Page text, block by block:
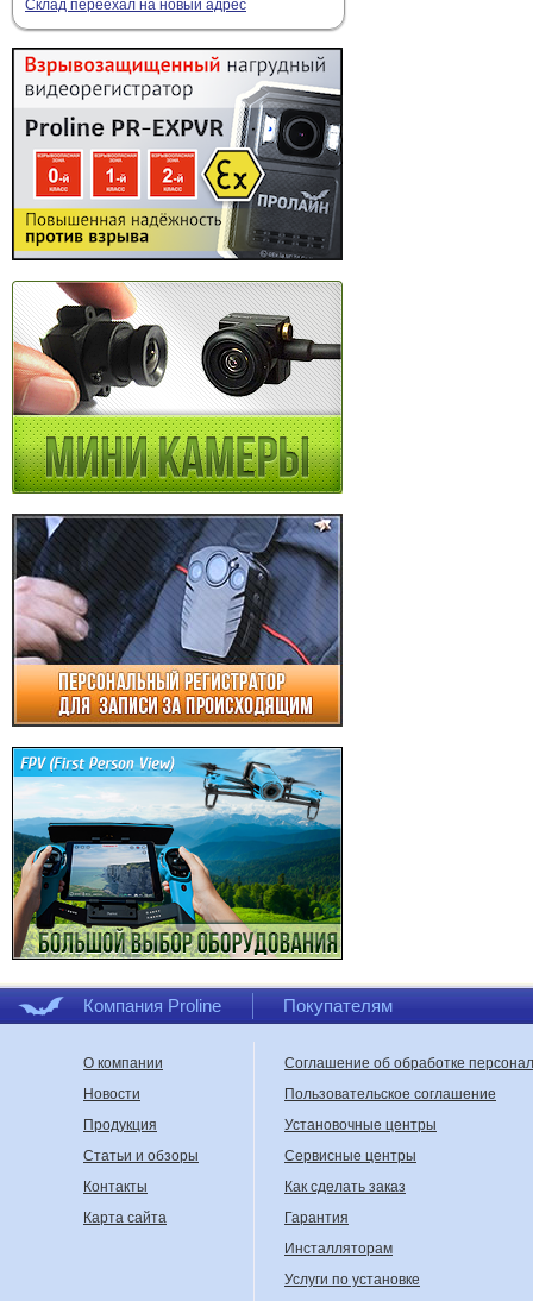
Склад переехал на новый адрес
Компания Proline Покупателям
О компании
Новости
Продукция
Статьи и обзоры
Контакты
Карта сайта
Соглашение об обработке
Пользовательское соглашение
Установочные центры
Сервисные центры
Как сделать заказ
Гарантия
Инсталляторам
Услуги по установке